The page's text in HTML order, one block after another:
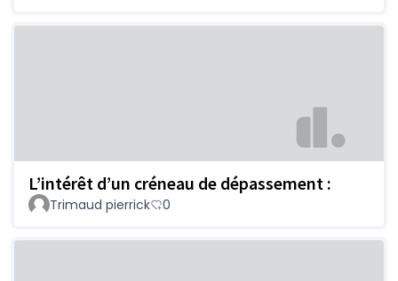
L’intérêt d’un créneau de dépassement :
Trimaud pierrick 0